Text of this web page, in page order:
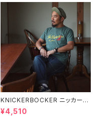
KNICKERBOCKER ニッカーボ
ッカー GREEN ハンプトン Tシ
¥4,510